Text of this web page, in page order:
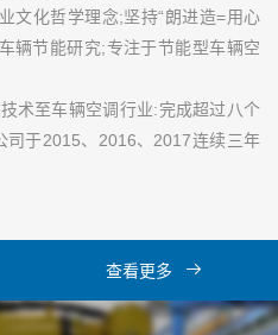
文化哲学理念;坚持“朗进造=用心
辆节能研究;专注于节能型车辆空
术至车辆空调行业:完成超过八个
于2015、2016、2017连续三年
查看更多